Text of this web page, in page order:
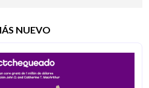
NUEVO